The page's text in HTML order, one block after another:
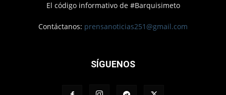
El código informativo de #Barquisimeto
Contáctanos: prensanoticias251@gmail.com
SÍGUENOS